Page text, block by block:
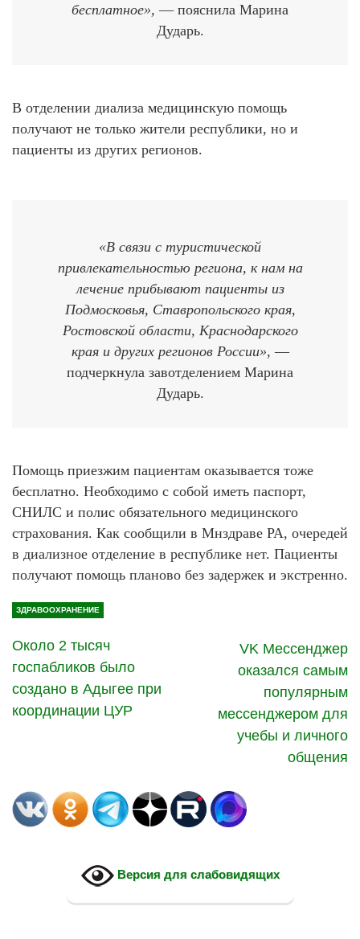
бесплатное», — пояснила Марина
Дударь.
В отделении диализа медицинскую помощь
получают не только жители республики, но и
пациенты из других регионов.
«В связи с туристической
привлекательностью региона, к нам на
лечение прибывают пациенты из
Подмосковья, Ставропольского края,
Ростовской области, Краснодарского
края и других регионов России», —
подчеркнула завотделением Марина
Дударь.
Помощь приезжим пациентам оказывается тоже
бесплатно. Необходимо с собой иметь паспорт,
СНИЛС и полис обязательного медицинского
страхования. Как сообщили в Мнздраве РА, очередей
в диализное отделение в республике нет. Пациенты
получают помощь планово без задержек и экстренно.
ЗДРАВООХРАНЕНИЕ
Около 2 тысяч
госпабликов было
создано в Адыгее при
координации ЦУР
VK Мессенджер
оказался самым
популярным
мессенджером для
учебы и личного
общения
Версия для слабовидящих